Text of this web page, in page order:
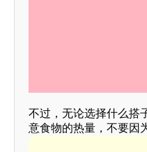
不过，无论选择什么搭
意食物的热量，不要因